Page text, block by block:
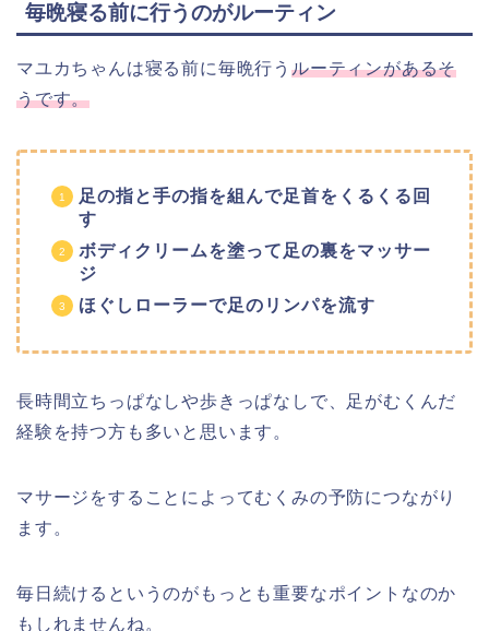
毎晩寝る前に行うのがルーティン
マユカちゃんは寝る前に毎晩行うルーティンがあるそ
うです。
足の指と手の指を組んで足首をくるくる回
す
ボディクリームを塗って足の裏をマッサー
ジ
ほぐしローラーで足のリンパを流す
長時間立ちっぱなしや歩きっぱなしで、足がむくんだ
経験を持つ方も多いと思います。
マサージをすることによってむくみの予防につながり
ます。
毎日続けるというのがもっとも重要なポイントなのか
もしれませんね。